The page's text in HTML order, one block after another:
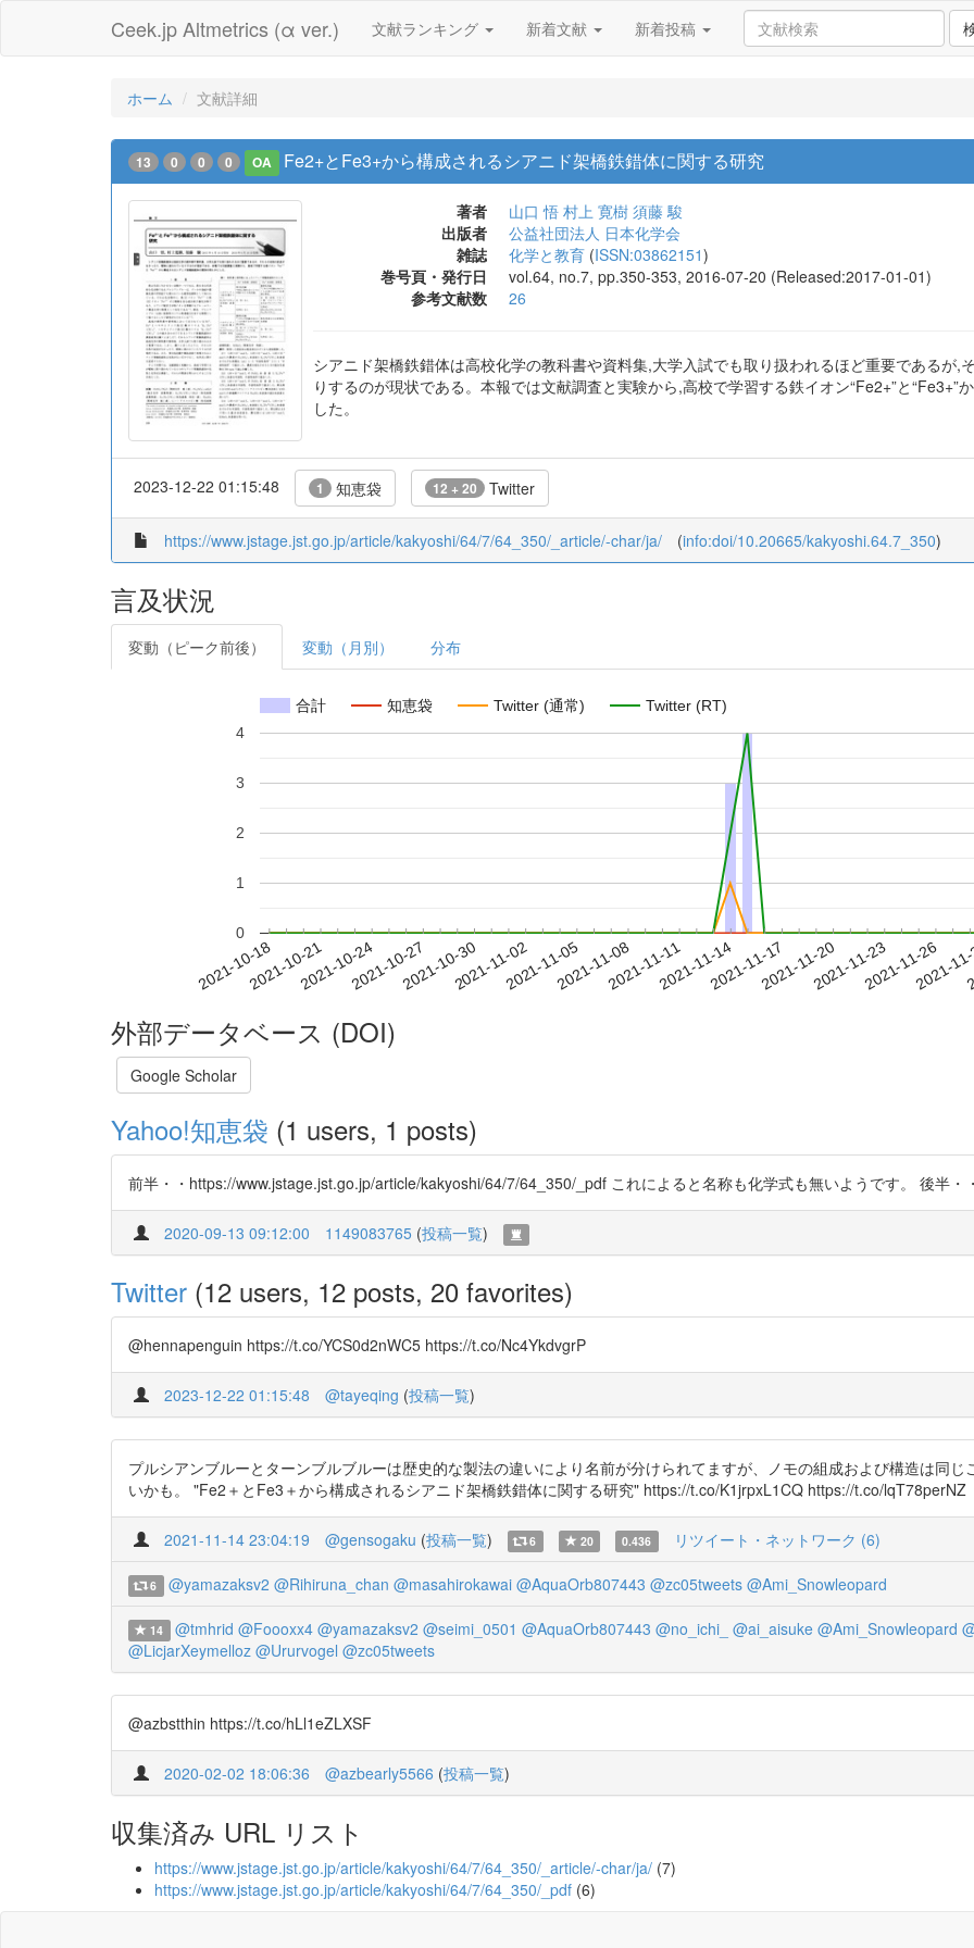
Ceek.jp Altmetrics (α ver.) 文献ランキング 新着文献 新着投稿
ホーム 文献詳細
13 0 0 0 OA Fe2+とFe3+から構成されるシアニド架橋鉄錯体に関する研究
著者 山口 悟 村上 寛樹 須藤 駿
出版者
公益社団法人 日本化学会
雑誌
化学と教育 (ISSN:03862151)
巻号頁・発行日
vol.64, no.7, pp.350-353, 2016-07-20 (Released:2017-01-01)
参考文献数
26
シアニド架橋鉄錯体は高校化学の教科書や資料集,大学入試でも取り扱われるほど重要であるが,
りするのが現状である。本報では文献調査と実験から,高校で学習する鉄イオン“Fe2+”と
した。
2023-12-22 01:15:48 1 知恵袋 12 + 20 Twitter
https://www.jstage.jst.go.jp/article/kakyoshi/64/7/64_350/_article/-char/ja/ (info:doi/10.20665/kakyoshi.64.7_350)
言及状況
変動（ピーク前後） 変動（月別） 分布
合計 知恵袋 Twitter (通常) Twitter (RT)
2021-10-182021-10-212021-10-242021-10-272021-10-302021-11-022021-11-052021-11-082021-11-112021-11-142021-11-172021-11-202021-11-232021-11-26
2021-
0
1
2
3
4
外部データベース (DOI)
Google Scholar
Yahoo!知恵袋 (1 users, 1 posts)
前半・・https://www.jstage.jst.go.jp/article/kakyoshi/64/7/64_350/_pdf これによると名称も化学式も無いようです。 後半・
2020-09-13 09:12:00 1149083765 (投稿一覧)
Twitter (12 users, 12 posts, 20 favorites)
@hennapenguin https://t.co/YCS0d2nWC5 https://t.co/Nc4YkdvgrP
2023-12-22 01:15:48 @tayeqing (投稿一覧)
プルシアンブルーとターンブルブルーは歴史的な製法の違いにより名前が分けられてますが、ノモの組成および構造は同
いかも。 "Fe2＋とFe3＋から構成されるシアニド架橋鉄錯体に関する研究" https://t.co/K1jrpxL1CQ https://t.co/lqT78perNZ
2021-11-14 23:04:19 @gensogaku (投稿一覧) 6 20 0.436 リツイート・ネットワーク (6)
6 @yamazaksv2 @Rihiruna_chan @masahirokawai @AquaOrb807443 @zc05tweets @Ami_Snowleopard
14 @tmhrid @Foooxx4 @yamazaksv2 @seimi_0501 @AquaOrb807443 @no_ichi_ @ai_aisuke @Ami_Snowleopard
@LicjarXeymelloz @Ururvogel @zc05tweets
@azbstthin https://t.co/hLl1eZLXSF
2020-02-02 18:06:36 @azbearly5566 (投稿一覧)
収集済み URL リスト
https://www.jstage.jst.go.jp/article/kakyoshi/64/7/64_350/_article/-char/ja/ (7)
https://www.jstage.jst.go.jp/article/kakyoshi/64/7/64_350/_pdf (6)